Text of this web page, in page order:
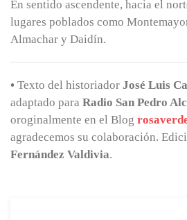
En sentido ascendente, hacia el
lugares poblados como
Almachar y Daidín.
• Texto del historiador José Luis
adaptado para Radio San Pedro
oroginalmente en el Blog
agradecemos su colaboración.
Fernández Valdivia.